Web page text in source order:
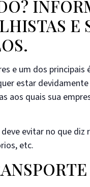
E
e um dos
estar
aos quais sua
evitar no que
etc.